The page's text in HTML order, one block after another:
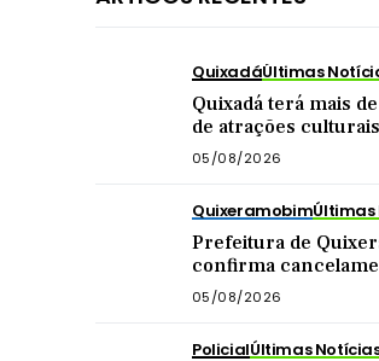
QuixadáÚltimas
Quixadá terá mais
de atrações
em agosto
05/08/2026
Quixeramobim
Prefeitura de
confirma
show da dupla
Kauan
05/08/2026
PolicialÚltimas